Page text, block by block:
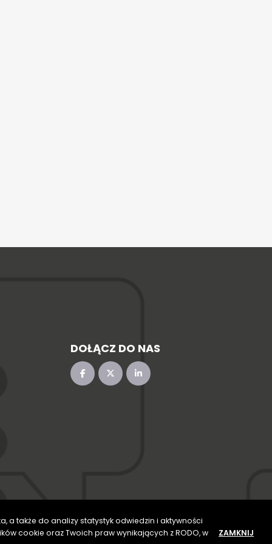
DOŁĄCZ DO NAS
a także do analizy statystyk odwiedzin i aktywności
cookie oraz Twoich praw wynikających z RODO, w
ZAMKNIJ